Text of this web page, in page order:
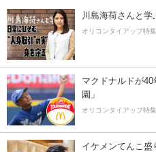
川島海荷さんと学
オリコンタイアップ特集
マクドナルドが
園」
オリコンタイアップ特集
イケメンてんこ盛